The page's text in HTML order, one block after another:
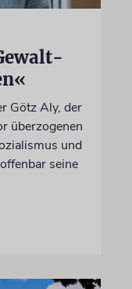
Götz Aly, der
überzogenen
und
seine